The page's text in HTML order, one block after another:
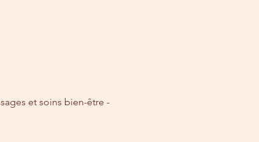
et soins bien-être -